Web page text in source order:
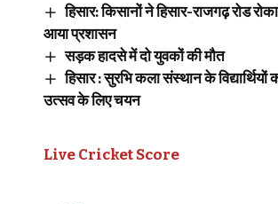
हिसार: किसानों ने हिसार-राजगढ़ रोड
आया प्रशासन
सड़क हादसे में दो युवकों की मौत
हिसार : सुरभि कला संस्थान के विद्यार्थियों
उत्सव के लिए चयन
Live Cricket Score